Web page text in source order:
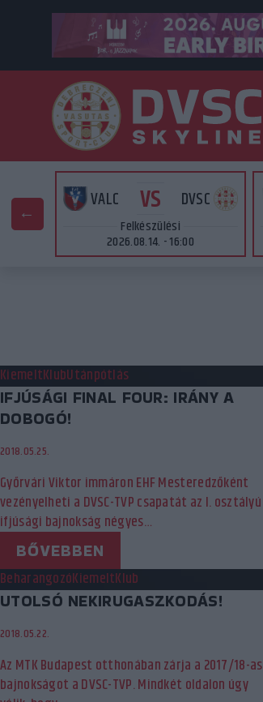
VALC VS DVSC
Felkészülési
2026.08.14. - 16:00
KiemeltKlubUtánpótlás
IFJÚSÁGI FINAL FOUR: IRÁNY A
DOBOGÓ!
2018.05.25.
Győrvári Viktor immáron EHF Mesteredzőként
vezényelheti a DVSC-TVP csapatát az I. osztályú
ifjúsági bajnokság négyes…
BŐVEBBEN
BeharangozóKiemeltKlub
UTOLSÓ NEKIRUGASZKODÁS!
2018.05.22.
Az MTK Budapest otthonában zárja a 2017/18-as
bajnokságot a DVSC-TVP. Mindkét oldalon úgy